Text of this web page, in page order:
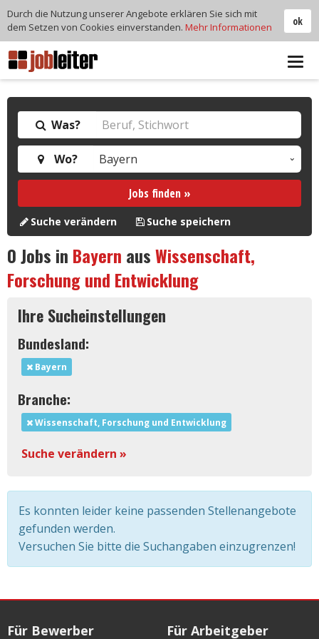
Was?
Wo?
Jobs finden »
Suche verändern Suche speichern
0Jobs in Bayern ausWissenschaft,
Forschung und Entwicklung
Ihre Sucheinstellungen
Bundesland:
Bayern
Branche:
Wissenschaft, Forschung und Entwicklung
Suche verändern »
Es konnten leider keine passenden Stellenangebote
gefunden werden.
Versuchen Sie bitte die Suchangaben einzugrenzen!
Für Bewerber Für Arbeitgeber
ok
Durch die Nutzung unserer Angebote erklären Sie sich mit
dem Setzen von Cookies einverstanden. Mehr Informationen